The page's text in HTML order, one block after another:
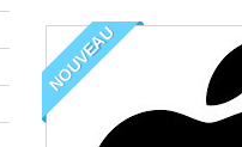
NOUVEAU